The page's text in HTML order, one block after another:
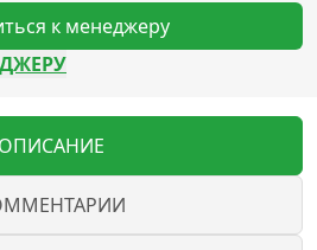
к менеджеру
ОПИСАНИЕ